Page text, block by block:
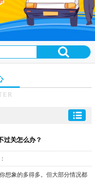
过关怎么办？
想象的多得多。但大部分情况都